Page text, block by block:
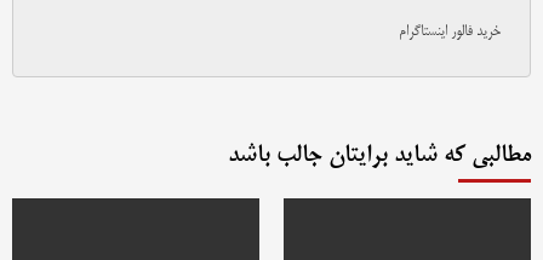
خرید فالور اینستاگرام
مطالبی که شاید برایتان جالب باشد